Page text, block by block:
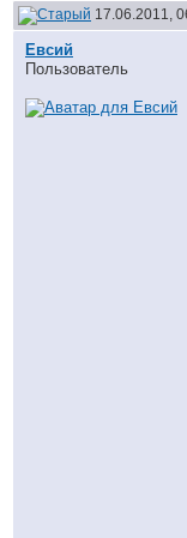
17.06.2011,
Евсий
Пользователь